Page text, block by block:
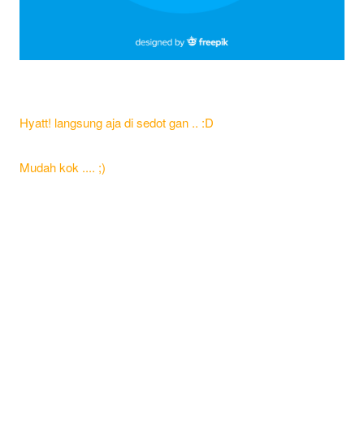
Hyatt! langsung aja di sedot gan .. :D
Mudah kok .... ;)